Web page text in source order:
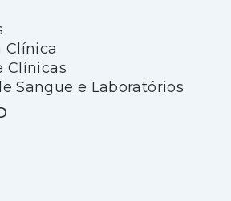
Clínica
Clínicas
Sangue e Laboratórios